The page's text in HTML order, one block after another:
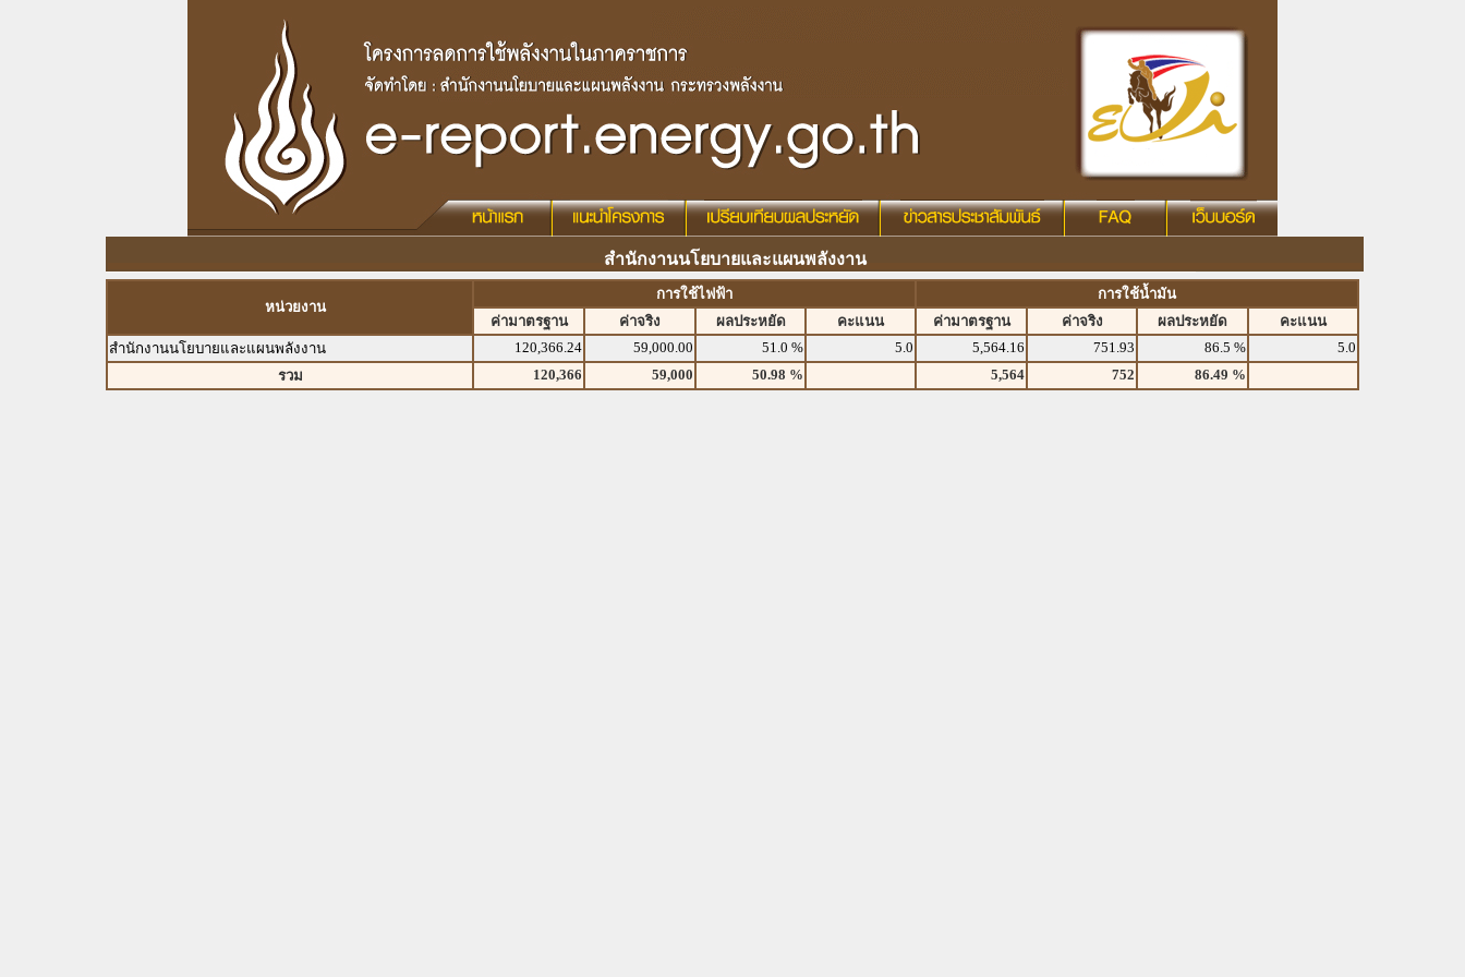
สำนักงานนโยบายและแผนพลังงาน
หน่วยงาน
การใช้ไฟฟ้า
การใช้น้ำมัน
ค่ามาตรฐาน
ค่าจริง ผลประหยัด คะแนน ค่ามาตรฐาน ค่าจริง ผลประหยัด
คะแนน
สำนักงานนโยบายและแผนพลังงาน
120,366.24 59,000.00 51.0 % 5.0 5,564.16 751.93 86.5 %
5.0
รวม
120,366 59,000 50.98 % 5,564 752 86.49 %